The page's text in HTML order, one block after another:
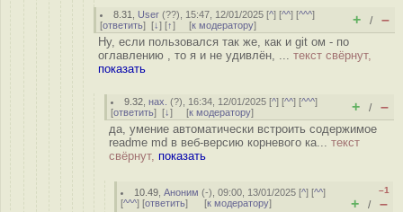
8.31 User (??), 15:47, 12/01/2025 [^] [^^] [^^^]
[ответить] [↓] [↑] [к модератору] + / –
Ну, если пользовался так же, как и git ом - по
оглавлению , то я и не удивлён, ... текст свёрнут,
показать
9.32 ,нах. (?), 16:34, 12/01/2025 [^] [^^] [^^^]
[ответить] [↓] [к модератору] + / –
да, умение автоматически встроить содержимое
readme md в веб-версию корневого ка... текст
свёрнут, показать
10.49 ,Аноним (-), 09:00, 13/01/2025 [^] [^^]
[^^^] [ответить] [к модератору]
–1
+ / –